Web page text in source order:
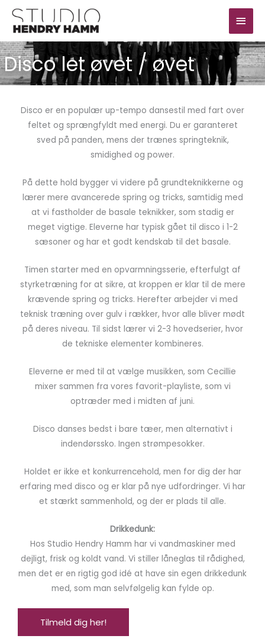
indholdet
Disco let øvet / øvet
Disco er en populær up-tempo dansestil med fart over
feltet og sprængfyldt med energi. Du er garanteret
sved på panden, mens der trænes springteknik,
smidighed og power.
På dette hold bygger vi videre på grundteknikkerne og
lærer mere avancerede spring og tricks, samtidig med
at vi fastholder de basale teknikker, som stadig er
meget vigtige. Eleverne har typisk gået til disco i 1-2
sæsoner og har et godt kendskab til det basale.
Timen starter med en opvarmningsserie, efterfulgt af
styrketræning for at sikre, at kroppen er klar til de mere
krævende spring og tricks. Herefter arbejder vi med
teknisk træning over gulv i rækker, hvor alle bliver mødt
på deres niveau. Til sidst lærer vi 2-3 hovedserier, hvor
de tekniske elementer kombineres.
Eleverne er med til at vælge musikken, som Cecillie
mixer sammen fra vores favorit-playliste, som vi
optræder med i midten af juni.
Disco danses bedst i bare tæer, men alternativt i
indendørssko. Ingen strømpesokker.
Holdet er ikke et konkurrencehold, men for dig der har
erfaring med disco og er klar på nye udfordringer. Vi har
et stærkt sammenhold, og der er plads til alle.
Drikkedunk:
Hos Studio Hendry Hamm har vi vandmaskiner med
dejligt, frisk og koldt vand. Vi stiller låneglas til rådighed,
men det er en rigtig god idé at have sin egen drikkedunk
med, som man selvfølgelig kan fylde op.
Tilmeld dig her!